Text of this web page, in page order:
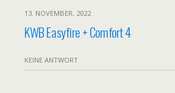
13. NOVEMBER, 2022
KWB Easyfire + Comfort 4
KEINE ANTWORT